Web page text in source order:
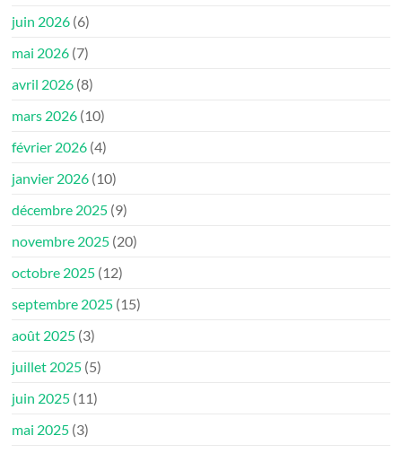
juin 2026 (6)
mai 2026 (7)
avril 2026 (8)
mars 2026 (10)
février 2026 (4)
janvier 2026 (10)
décembre 2025 (9)
novembre 2025 (20)
octobre 2025 (12)
septembre 2025 (15)
août 2025 (3)
juillet 2025 (5)
juin 2025 (11)
mai 2025 (3)